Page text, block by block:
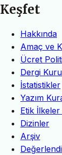
Keşfet
Hakkında
Amaç ve
Ücret
Dergi
İstatistikler
Yazım
Etik İlkeler
Dizinler
Arşiv